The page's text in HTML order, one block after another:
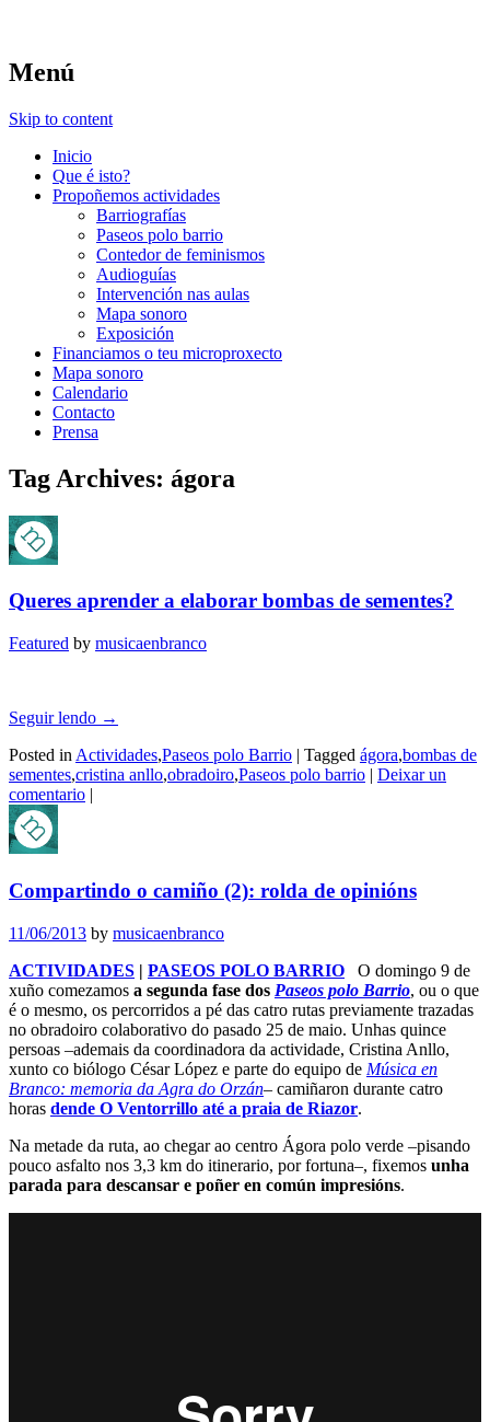
Música en Branco
Menú
Skip to content
Inicio
Que é isto?
Propoñemos actividades
Barriografías
Paseos polo barrio
Contedor de feminismos
Audioguías
Intervención nas aulas
Mapa sonoro
Exposición
Financiamos o teu microproxecto
Mapa sonoro
Calendario
Contacto
Prensa
Tag Archives: ágora
Queres aprender a elaborar bombas de sementes?
Featured by musicaenbranco
Seguir lendo →
Posted in Actividades,Paseos polo Barrio | Tagged ágora,bombas de
sementes,cristina anllo,obradoiro,Paseos polo barrio | Deixar un
comentario |
Compartindo o camiño (2): rolda de opinións
11/06/2013 by musicaenbranco
ACTIVIDADES | PASEOS POLO BARRIO O domingo 9 de
xuño comezamos a segunda fase dos Paseos polo Barrio, ou o que
é o mesmo, os percorridos a pé das catro rutas previamente trazadas
no obradoiro colaborativo do pasado 25 de maio. Unhas quince
persoas –ademais da coordinadora da actividade, Cristina Anllo,
xunto co biólogo César López e parte do equipo de Música en
Branco: memoria da Agra do Orzán– camiñaron durante catro
horas dende O Ventorrillo até a praia de Riazor.
Na metade da ruta, ao chegar ao centro Ágora polo verde –pisando
pouco asfalto nos 3,3 km do itinerario, por fortuna–, fixemos unha
parada para descansar e poñer en común impresións.